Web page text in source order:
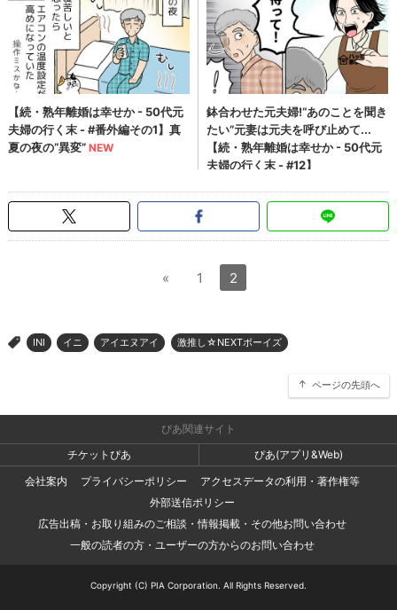
« 1 2
> INI イニ アイエヌアイ 激推し☆NEXTボーイズ
ページの先頭へ
ぴあ関連サイト
チケットぴあ
ぴあ(アプリ&Web)
会社案内
プライバシーポリシー
アクセスデータの利用・著作権等
外部送信ポリシー
広告出稿・お取り組みのご相談・情報掲載・その他お問い合わせ
一般の読者の方・ユーザーの方からのお問い合わせ
Copyright (C) PIA Corporation. All Rights Reserved.